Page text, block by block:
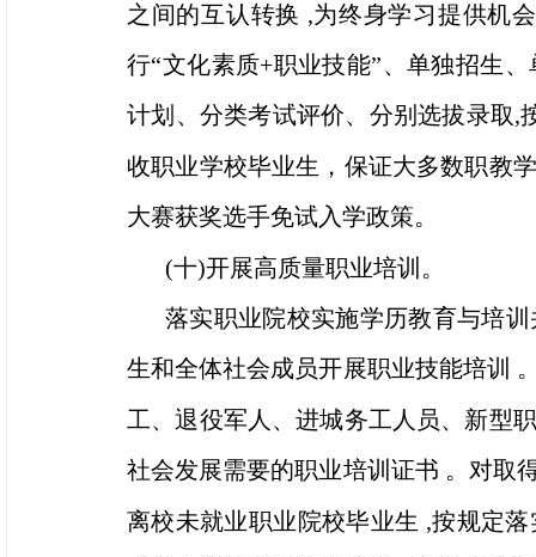
之间的互认转换 ,为终身学习提供机
行“文化素质+职业技能”、单独招生
计划、分类考试评价、分别选拔录取,
收职业学校毕业生，保证大多数职教
大赛获奖选手免试入学政策。
(十)开展高质量职业培训。
落实职业院校实施学历教育与培
生和全体社会成员开展职业技能培训
工、退役军人、进城务工人员、新型
社会发展需要的职业培训证书 。对取
离校未就业职业院校毕业生 ,按规定